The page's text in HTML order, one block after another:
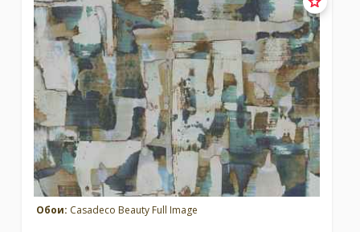
Обои: Casadeco Beauty Full Image